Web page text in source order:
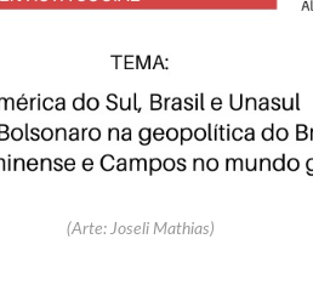
(Arte: Joseli Mathias)